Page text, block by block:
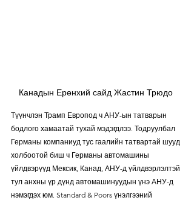
Канадын Ерөнхий сайд Жастин Трюдо
Түүнчлэн Трамп Европод ч АНУ-ын татварын
бодлого хамаатай тухай мэдэгдлээ. Тодруулбал
Германы компаниуд тус гаалийн татвартай шууд
холбоотой биш ч Германы автомашины
үйлдвэрүүд Мексик, Канад, АНУ-д үйлдвэрлэлтэй
тул анхны үр дүнд автомашинуудын үнэ АНУ-д
нэмэгдэх юм. Standard & Poors үнэлгээний